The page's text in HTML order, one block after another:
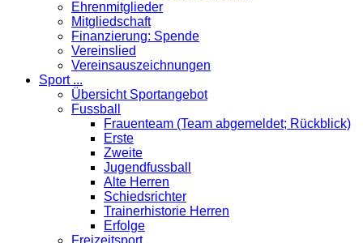
Ehrenmitglieder
Mitgliedschaft
Finanzierung: Spende
Vereinslied
Vereinsauszeichnungen
Sport ...
Übersicht Sportangebot
Fussball
Frauenteam (Team abgemeldet; Rückblick)
Erste
Zweite
Jugendfussball
Alte Herren
Schiedsrichter
Trainerhistorie Herren
Erfolge
Freizeitsport